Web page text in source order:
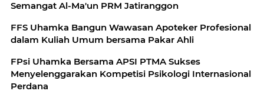
Semangat Al-Ma'un PRM Jatiranggon
FFS Uhamka Bangun Wawasan Apoteker Profesional
dalam Kuliah Umum bersama Pakar Ahli
FPsi Uhamka Bersama APSI PTMA Sukses
Menyelenggarakan Kompetisi Psikologi Internasional
Perdana